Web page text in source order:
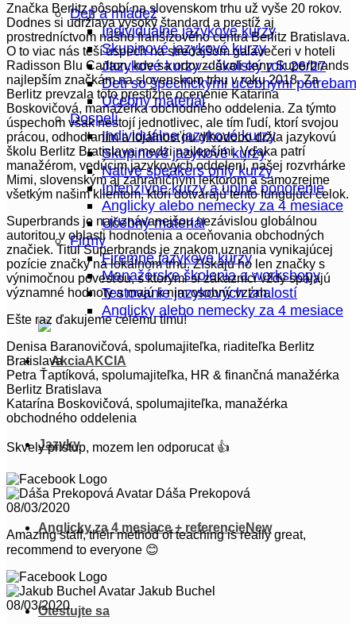
Deti a mládež
Individuálne jazykové kurzy
Skupinové jazykové kurzy
Jazykové kurzy – školský rok 26/27
Deti so špecifickými učebnými
Učebný materiál
Dospelí
Individuálne jazykové kurzy
Skupinové jazykové kurzy
Native speakers only kurzy
Intenzívne kurzy a úplné ponorenie
Anglicky alebo nemecky za 4 mesiace
Učebný materiál
Firmy
Firemné jazykové kurzy
Manažérske školenia a workshopy
Testovanie jazykových znalostí
Anglicky alebo nemecky za 4 mesiace
AKCIA
Jazyky
Anglicky za 4 mesiace + referencie
Otestujte sa
Značka Berlitz pôsobí na slovenskom trhu už vyše 20 rokov.
Dodnes si udržiava vysoký štandard a prestíž aj
prostredníctvom nášho franšízového centra Berlitz Bratislava.
O to viac nás teší úspech na stredajšom galavečeri v hoteli
Radisson Blu Carlton, kde sa odovzdávali ceny Superbrands
najlepším značkám na slovenskom trhu v roku 2018. Za
Berlitz prevzala toto prestížne ocenenie Katarína
Boskovičová, manažérka obchodného oddelenia. Za týmto
úspechom však nestojí jednotlivec, ale tím ľudí, ktorí svojou
prácou, odhodlaním a lojálnosťou dlhodobo držia jazykovú
školu Berlitz Bratislava medzi najlepšími. Vďaka patrí
manažérom, vedúcim jazykových oddelení, našej rozvrhárke
Mimi, slovenským aj zahraničným lektorom a samozrejme
všetkým našim klientom, ktorí dotvárajú tento fungujúci celok.
Superbrands je najuznávanejšou nezávislou globálnou
autoritou v oblasti hodnotenia a oceňovania obchodných
značiek. Titul Superbrands je znakom uznania vynikajúcej
pozície značky na lokálnom trhu. Získajú ho len značky s
výnimočnou povesťou, s ktorými si zákazníci vždy spájajú
významné hodnoty a majú k nim osobný vzťah.
Ešte raz ďakujeme celému tímu!
Denisa Baranovičová, spolumajiteľka, riaditeľka Berlitz
Bratislava
Petra Ťaptíková, spolumajiteľka, HR & finančná manažérka
Berlitz Bratislava
Katarína Boskovičová, spolumajiteľka, manažérka
obchodného oddelenia
Skvely pristup, mozem len odporucat 👍
Dáša Prekopová
08/03/2020
Amazing staff, their method of teaching is really great,
recommend to everyone 😊
Jakub Buchel
08/03/2020